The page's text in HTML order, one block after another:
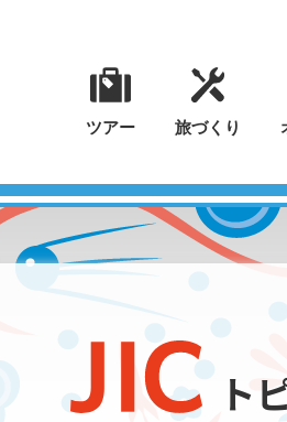
ツアー 旅づくり
ト